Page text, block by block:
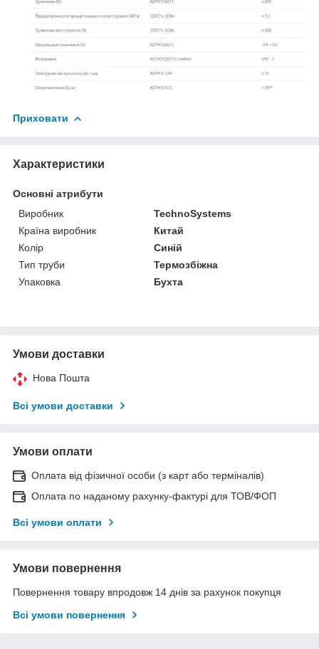
Приховати
Характеристики
Основні атрибути
Виробник
TechnoSystems
Країна виробник
Китай
Колір
Синій
Тип труби
Термозбіжна
Упаковка
Бухта
Умови доставки
Нова Пошта
Всі умови доставки
Умови оплати
Оплата від фізичної особи (з карт або терміналів)
Оплата по наданому рахунку-фактурі для ТОВ/ФОП
Всі умови оплати
Умови повернення
Повернення товару впродовж 14 днів за рахунок покупця
Всі умови повернення